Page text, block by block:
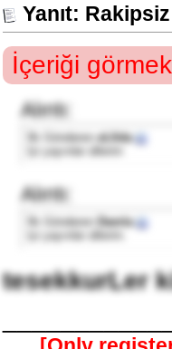
Yanıt:
İçeriği
Alıntı:
İlk GöndereneLfida
İyi yayınlar dilerim
Alıntı:
İlk Gönderen
Damla
Iyi yayınlar dilerim.
tesekkurLer